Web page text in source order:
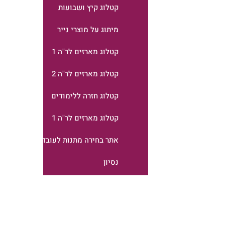
קטלוג קיץ ושבועות
מיתוג על מוצרי נייר
קטלוג מארזים לר"ה 1
קטלוג מארזים לר"ה 2
קטלוג חזרה ללימודים
קטלוג מארזים לר"ה 1
אתר בחירה מתנות לעובדים
נסיון